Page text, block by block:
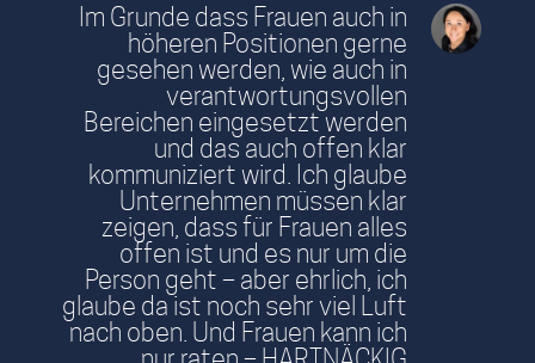
Im Grunde dass Frauen auch in
höheren Positionen gerne
gesehen werden, wie auch in
verantwortungsvollen
Bereichen eingesetzt werden
und das auch offen klar
kommuniziert wird. Ich glaube
Unternehmen müssen klar
zeigen, dass für Frauen alles
offen ist und es nur um die
Person geht – aber ehrlich, ich
glaube da ist noch sehr viel Luft
nach oben. Und Frauen kann ich